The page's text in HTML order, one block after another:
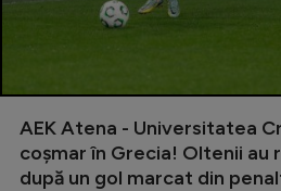
AEK Atena - Universitatea
coșmar în Grecia! Oltenii
după un gol marcat din